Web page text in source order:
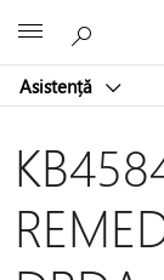
Asistență